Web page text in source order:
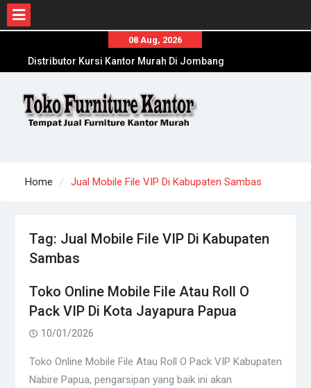
content
08 Aug, 2026
Distributor Kursi Kantor Murah Di Jombang
Terpercaya
Toko Meja Kantor Di Sampang Offline Terpercaya
Home Jual Mobile File VIP Di Kabupaten Sambas
Tag: Jual Mobile File VIP Di Kabupaten
Sambas
Toko Online Mobile File Atau Roll O
Pack VIP Di Kota Jayapura Papua
10/01/2026
Toko Online Mobile File Atau Roll O Pack VIP Kabupaten
Nabire Papua, pengarsipan yang baik ini akan